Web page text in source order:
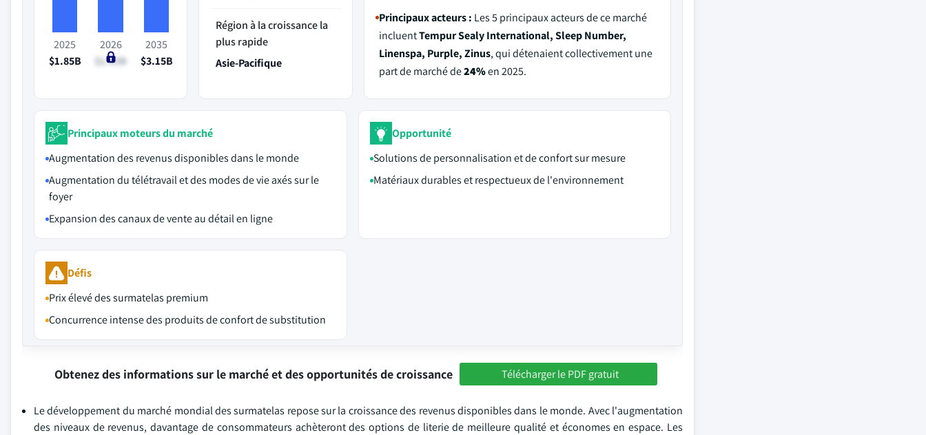
2025
$1.85B
2026
$1.93B
2035
$3.15B
Région à la croissance la
plus rapide
Asie-Pacifique
Principaux acteurs : Les 5 principaux acteurs de ce marché
incluentTempur Sealy International, Sleep Number,
Linenspa, Purple, Zinus, qui détenaient collectivement une
part de marché de24%en 2025.
Principaux moteurs du marché
Augmentation des revenus disponibles dans le monde
Augmentation du télétravail et des modes de vie axés sur le
foyer
Expansion des canaux de vente au détail en ligne
Opportunité
Solutions de personnalisation et de confort sur mesure
Matériaux durables et respectueux de l'environnement
Défis
Prix élevé des surmatelas premium
Concurrence intense des produits de confort de substitution
Obtenez des informations sur le marché et des opportunités de croissance Télécharger le PDF gratuit
Le développement du marché mondial des surmatelas repose sur la croissance des revenus disponibles dans le monde. Avec l'augmentation
des niveaux de revenus, davantage de consommateurs achèteront des options de literie de meilleure qualité et économes en espace. Les